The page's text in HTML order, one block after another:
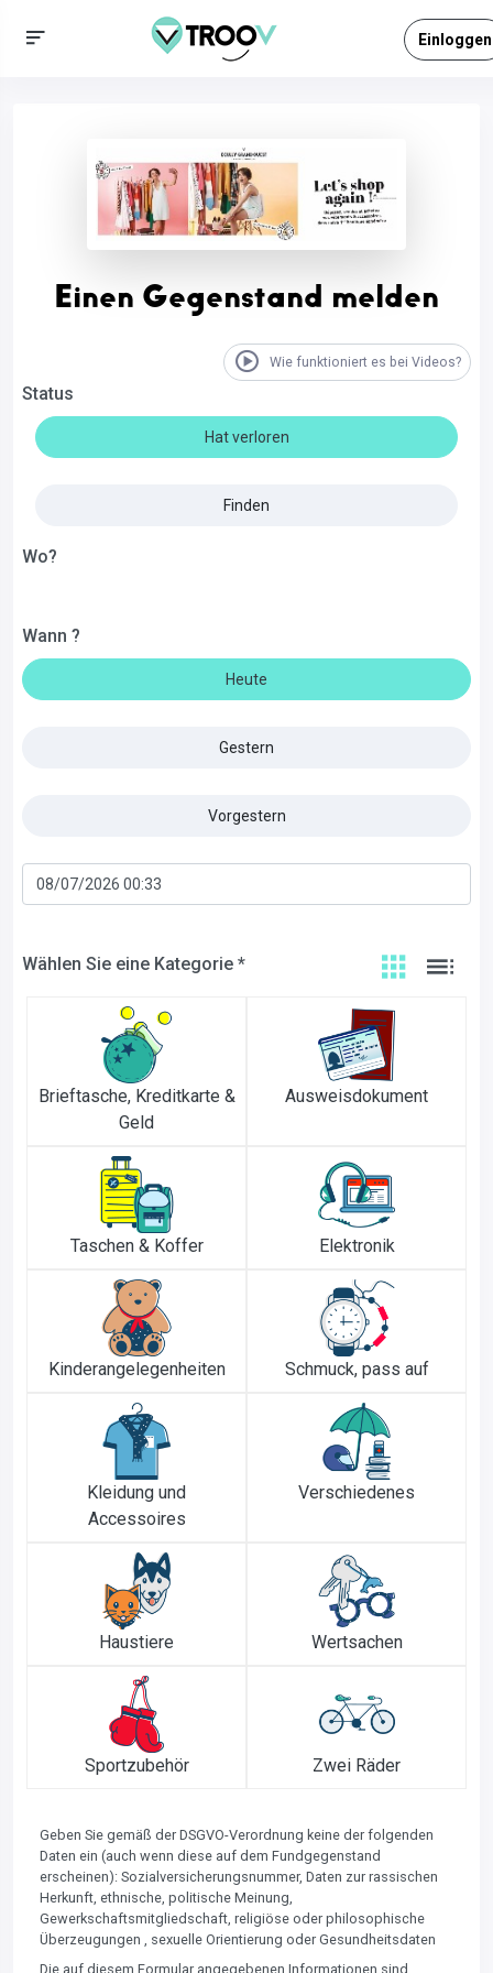
Einloggen
Einen Gegenstand melden
Wie funktioniert es bei Videos?
Status
Hat verloren
Finden
Wo?
Wann ?
Heute
Gestern
Vorgestern
Wählen Sie eine Kategorie *
Brieftasche, Kreditkarte &
Geld
Ausweisdokument
Taschen & Koffer Elektronik
Kinderangelegenheiten Schmuck, pass auf
Kleidung und
Accessoires
Verschiedenes
Haustiere Wertsachen
Sportzubehör Zwei Räder
Geben Sie gemäß der DSGVO-Verordnung keine der folgenden
Daten ein (auch wenn diese auf dem Fundgegenstand
erscheinen): Sozialversicherungsnummer, Daten zur rassischen
Herkunft, ethnische, politische Meinung,
Gewerkschaftsmitgliedschaft, religiöse oder philosophische
Überzeugungen , sexuelle Orientierung oder Gesundheitsdaten
Die auf diesem Formular angegebenen Informationen sind